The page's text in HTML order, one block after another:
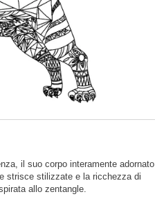
il suo corpo interamente adornato
strisce stilizzate e la ricchezza di
allo zentangle.